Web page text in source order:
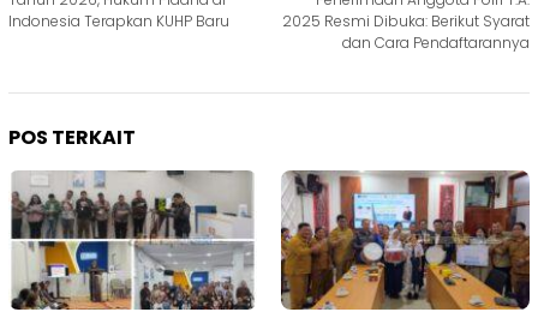
pos
Indonesia Terapkan KUHP Baru
2025 Resmi Dibuka: Berikut Syarat
dan Cara Pendaftarannya
POS TERKAIT